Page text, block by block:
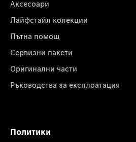
Аксесоари
Лайфстайл колекции
Пътна помощ
Сервизни пакети
Оригинални части
Ръководства за експлоатация
Политики